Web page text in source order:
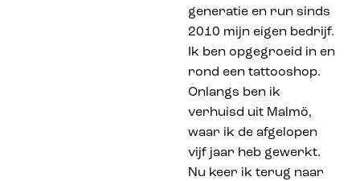
generatie en run sinds
2010 mijn eigen bedrijf.
Ik ben opgegroeid in en
rond een tattooshop.
Onlangs ben ik
verhuisd uit Malmö,
waar ik de afgelopen
vijf jaar heb gewerkt.
Nu keer ik terug naar